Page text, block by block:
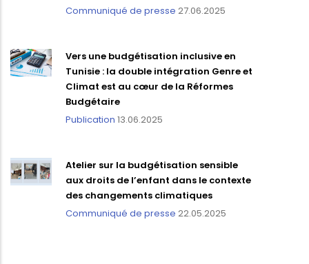
Communiqué de presse 27.06.2025
Vers une budgétisation inclusive en
Tunisie : la double intégration Genre et
Climat est au cœur de la Réformes
Budgétaire
Publication 13.06.2025
Atelier sur la budgétisation sensible
aux droits de l’enfant dans le contexte
des changements climatiques
Communiqué de presse 22.05.2025